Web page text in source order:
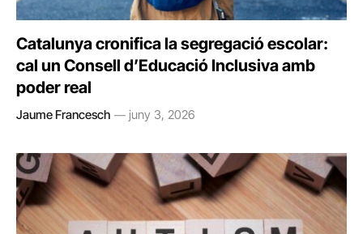
Catalunya cronifica la segregació escolar:
cal un Consell d’Educació Inclusiva amb
poder real
Jaume Francesch juny 3, 2026